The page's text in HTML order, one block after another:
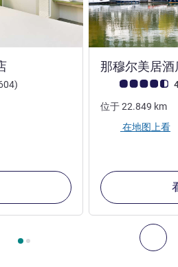
其他酒店 下
附近的其他酒店 1 :, 我们在附近的
评论
)
那穆尔美居
客户意见评级
位于22.849 km
在地图上看